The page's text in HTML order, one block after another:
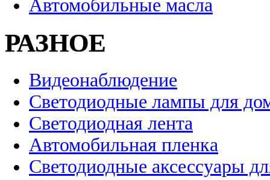
Автомобильные масла
РАЗНОЕ
Видеонаблюдение
Светодиодные лампы для
Светодиодная лента
Автомобильная пленка
Светодиодные аксессуары